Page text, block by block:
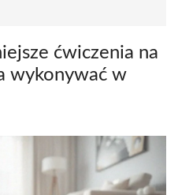
ćwiczenia na
wykonywać w